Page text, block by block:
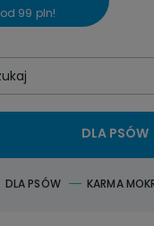
99 pln!
DLA PSÓW
DLA PSÓW KARMA